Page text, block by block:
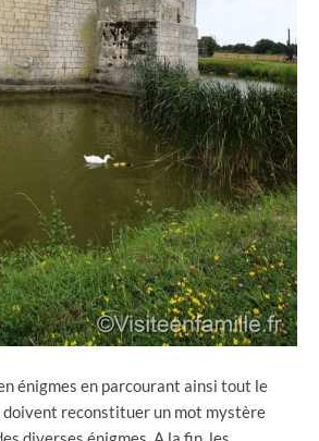
énigmes en parcourant ainsi tout le
doivent reconstituer un mot mystère